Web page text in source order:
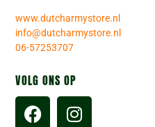
www.dutcharmystore.nl
info@dutcharmystore.nl
06-57253707
VOLG ONS OP